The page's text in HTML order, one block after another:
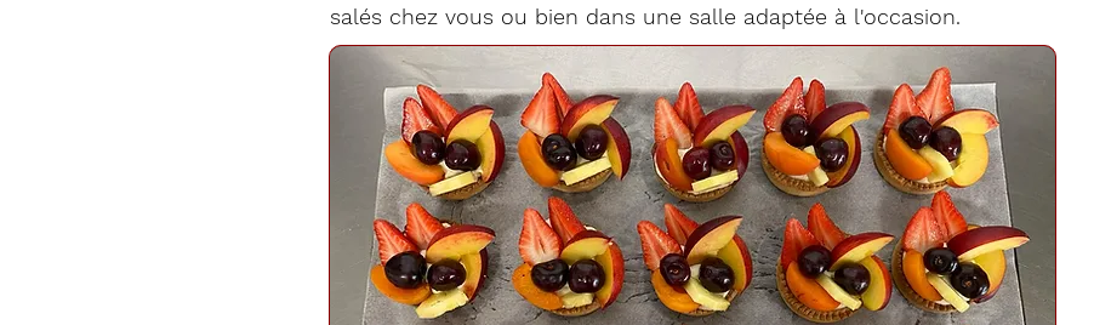
salés chez vous ou bien dans une salle adaptée à l'occasion.